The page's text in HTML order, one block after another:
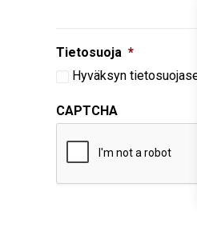
Tietosuoja *
Hyväksyn
CAPTCHA